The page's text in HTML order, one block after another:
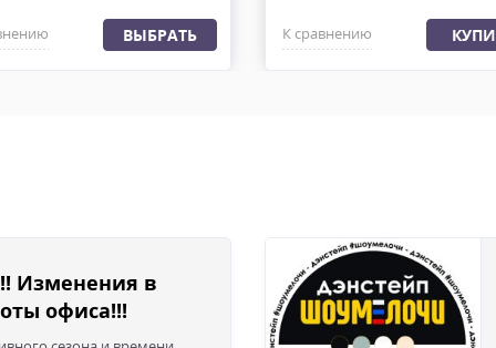
ВЫБРАТЬ К сравнению
Изменения в
офиса!!!